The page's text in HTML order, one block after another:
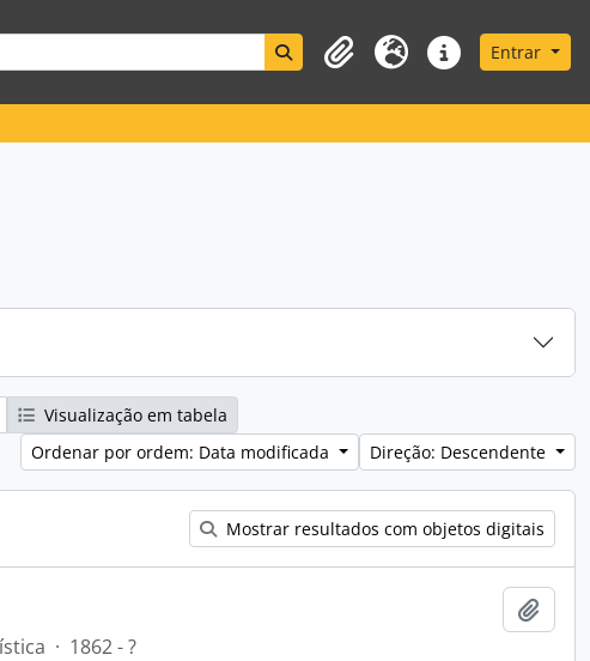
Search in browse page
Área de transferência
Idioma Ligações rápidas
Entrar
Visualização em tabela
Ordenar por ordem: Data modificada
Direção: Descendente
Mostrar resultados com objetos digitais
· 1862 - ?